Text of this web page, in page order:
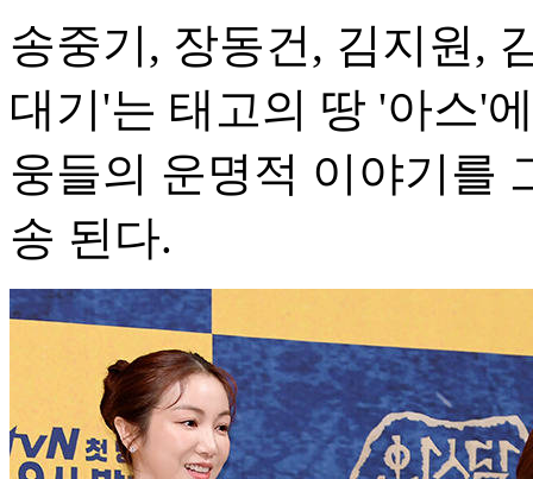
송중기, 장동건, 김지원,
대기'는 태고의 땅 '아스'
웅들의 운명적 이야기를
송 된다.